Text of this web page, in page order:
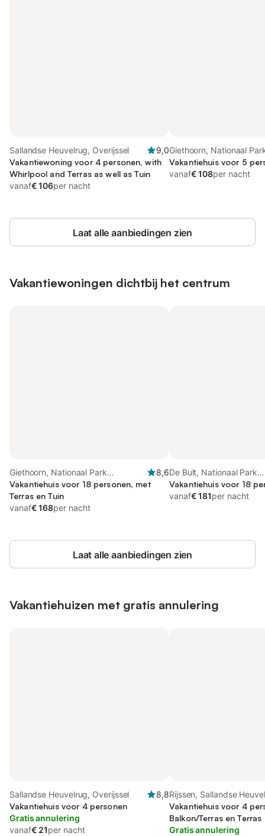
Sallandse Heuvelrug, Overijssel
9,0
Vakantiewoning voor 4 personen, with
Whirlpool and Terras as well as Tuin
vanaf€ 106per nacht
Giethoorn, Nationaal
Weerribben-Wieden
Vakantiehuis voor 5
vanaf€ 108per nacht
Laat alle aanbiedingen zien
Vakantiewoningen dichtbij het centrum
Giethoorn, Nationaal Park
Weerribben-Wieden
8,6
Vakantiehuis voor 18 personen, met
Terras en Tuin
vanaf€ 168per nacht
De Bult, Nationaal Park
Weerribben-Wieden
Vakantiehuis voor 18
vanaf€ 181per nacht
Laat alle aanbiedingen zien
Vakantiehuizen met gratis annulering
Sallandse Heuvelrug, Overijssel
8,8
Vakantiehuis voor 4 personen
Gratis annulering
vanaf€ 21per nacht
Rijssen, Sallandse
Vakantiehuis voor 4
Balkon/Terras en Terras
Gratis annulering